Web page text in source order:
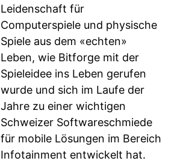
Leidenschaft für
Computerspiele und physische
Spiele aus dem «echten»
Leben, wie Bitforge mit der
Spieleidee ins Leben gerufen
wurde und sich im Laufe der
Jahre zu einer wichtigen
Schweizer Softwareschmiede
für mobile Lösungen im Bereich
Infotainment entwickelt hat.